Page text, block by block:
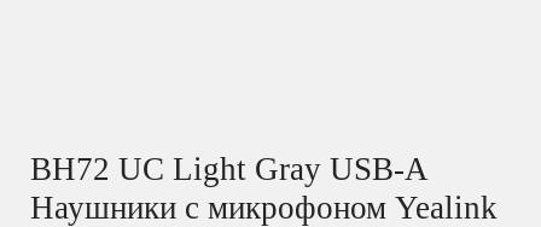
BH72 UC Light Gray USB-A
Наушники с микрофоном Yealink